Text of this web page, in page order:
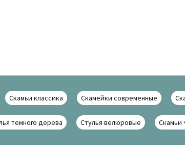
Скамьи классика Скамейки современные
темного дерева Стулья велюровые Скамьи